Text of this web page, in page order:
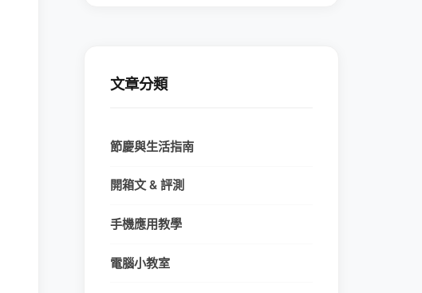
文章分類
節慶與生活指南
開箱文 & 評測
手機應用教學
電腦小教室